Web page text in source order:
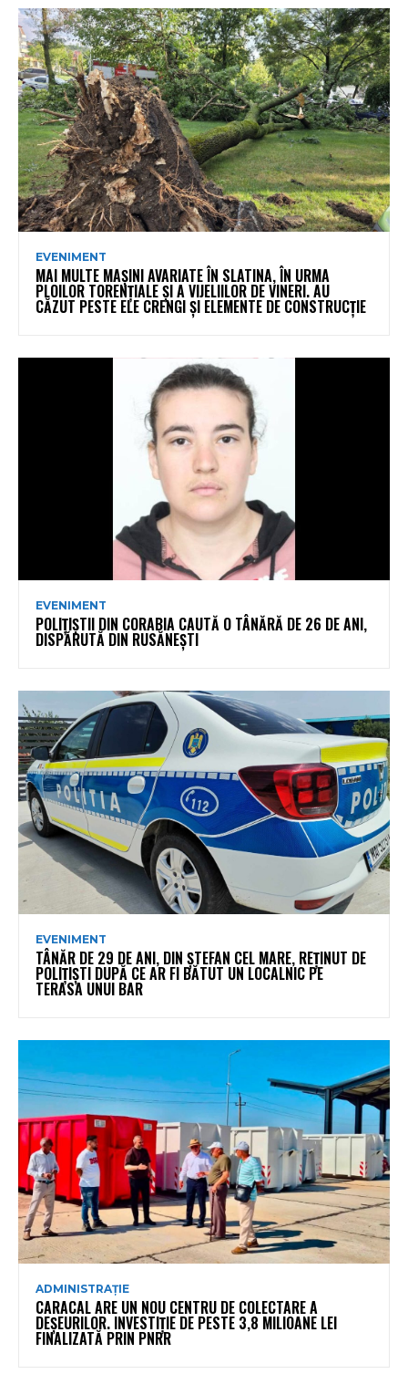
EVENIMENT
MAI MULTE MAȘINI AVARIATE ÎN SLATINA, ÎN URMA
PLOILOR TORENȚIALE ȘI A VIJELIILOR DE VINERI. AU
CĂZUT PESTE ELE CRENGI ȘI ELEMENTE DE CONSTRUCȚIE
EVENIMENT
POLIȚIȘTII DIN CORABIA CAUTĂ O TÂNĂRĂ DE 26 DE ANI,
DISPĂRUTĂ DIN RUSĂNEȘTI
EVENIMENT
TÂNĂR DE 29 DE ANI, DIN ȘTEFAN CEL MARE, REȚINUT DE
POLIȚIȘTI DUPĂ CE AR FI BĂTUT UN LOCALNIC PE
TERASA UNUI BAR
ADMINISTRAȚIE
CARACAL ARE UN NOU CENTRU DE COLECTARE A
DEȘEURILOR. INVESTIȚIE DE PESTE 3,8 MILIOANE LEI
FINALIZATĂ PRIN PNRR